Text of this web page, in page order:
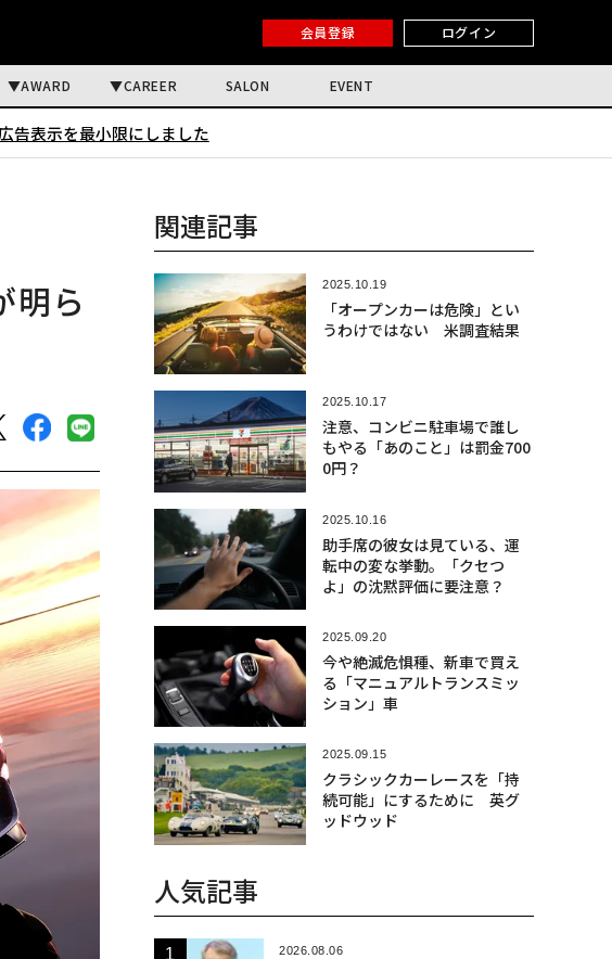
会員登録 ログイン
AWARD CAREER SALON EVENT
告表示を最小限にしました
明ら
関連記事
2025.10.19
「オープンカーは危険」とい
うわけではない 米調査結果
2025.10.17
注意、コンビニ駐車場で誰し
もやる「あのこと」は罰金700
0円？
2025.10.16
助手席の彼女は見ている、運
転中の変な挙動。「クセつ
よ」の沈黙評価に要注意？
2025.09.20
今や絶滅危惧種、新車で買え
る「マニュアルトランスミッ
ション」車
2025.09.15
クラシックカーレースを「持
続可能」にするために 英グ
ッドウッド
人気記事
2026.08.06